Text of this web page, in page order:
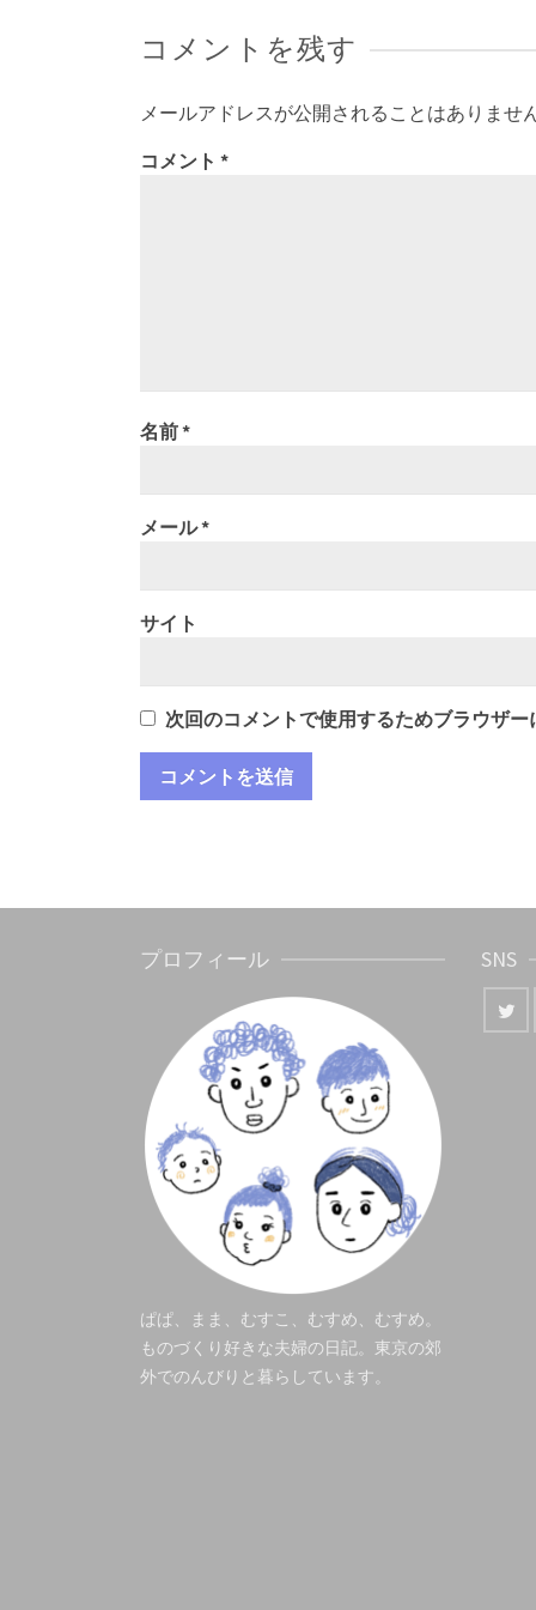
コメントを残す
メールアドレスが公開されることはありませ
コメント *
名前*
メール*
サイト
次回のコメントで使用するためブラウザ
プロフィール
ぱぱ、まま、むすこ、むすめ、むすめ。
ものづくり好きな夫婦の日記。東京の郊
外でのんびりと暮らしています。
SNS